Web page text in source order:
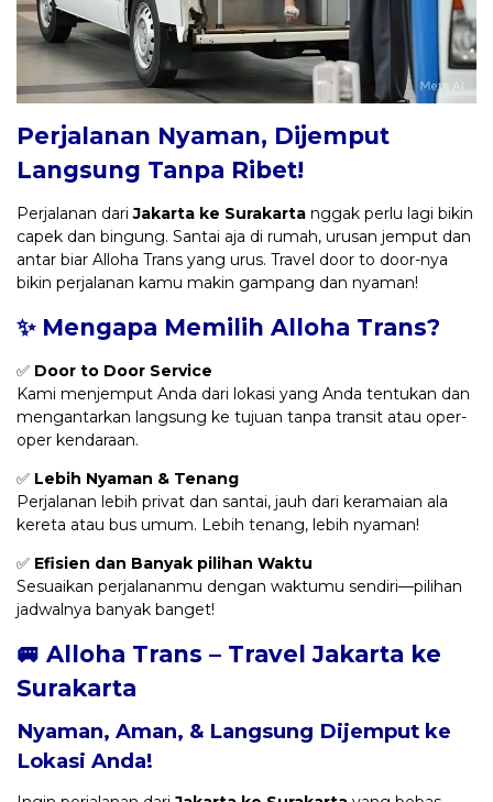
Perjalanan Nyaman, Dijemput
Langsung Tanpa Ribet!
Perjalanan dariJakarta ke Surakarta nggak perlu lagi bikin
capek dan bingung. Santai aja di rumah, urusan jemput dan
antar biar Alloha Trans yang urus. Travel door to door-nya
bikin perjalanan kamu makin gampang dan nyaman!
✨ Mengapa Memilih Alloha Trans?
✅ Door to Door Service
Kami menjemput Anda dari lokasi yang Anda tentukan dan
mengantarkan langsung ke tujuan tanpa transit atau oper-
oper kendaraan.
✅ Lebih Nyaman & Tenang
Perjalanan lebih privat dan santai, jauh dari keramaian ala
kereta atau bus umum. Lebih tenang, lebih nyaman!
✅ Efisien dan Banyak pilihan Waktu
Sesuaikan perjalananmu dengan waktumu sendiri—pilihan
jadwalnya banyak banget!
🚐 Alloha Trans – Travel Jakarta ke
Surakarta
Nyaman, Aman, & Langsung Dijemput ke
Lokasi Anda!